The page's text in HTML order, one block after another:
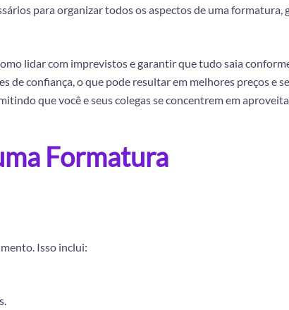
para organizar todos os aspectos de uma
lidar com imprevistos e garantir que tudo saia
de confiança, o que pode resultar em melhores preços e
que você e seus colegas se concentrem em
Formatura
Isso inclui: